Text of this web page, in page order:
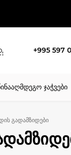
+995 597
ჯაჭვები
გადამზიდები